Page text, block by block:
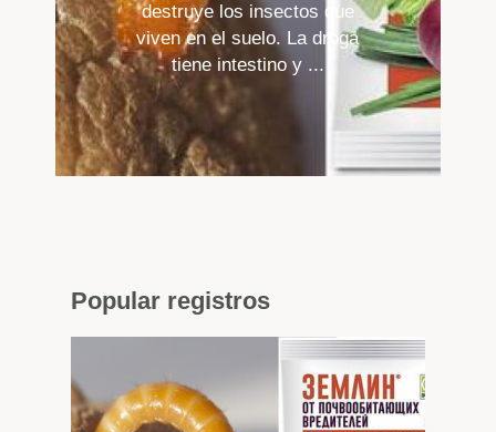
destruye los insectos que
viven en el suelo. La droga
tiene intestino y ...
Popularregistros